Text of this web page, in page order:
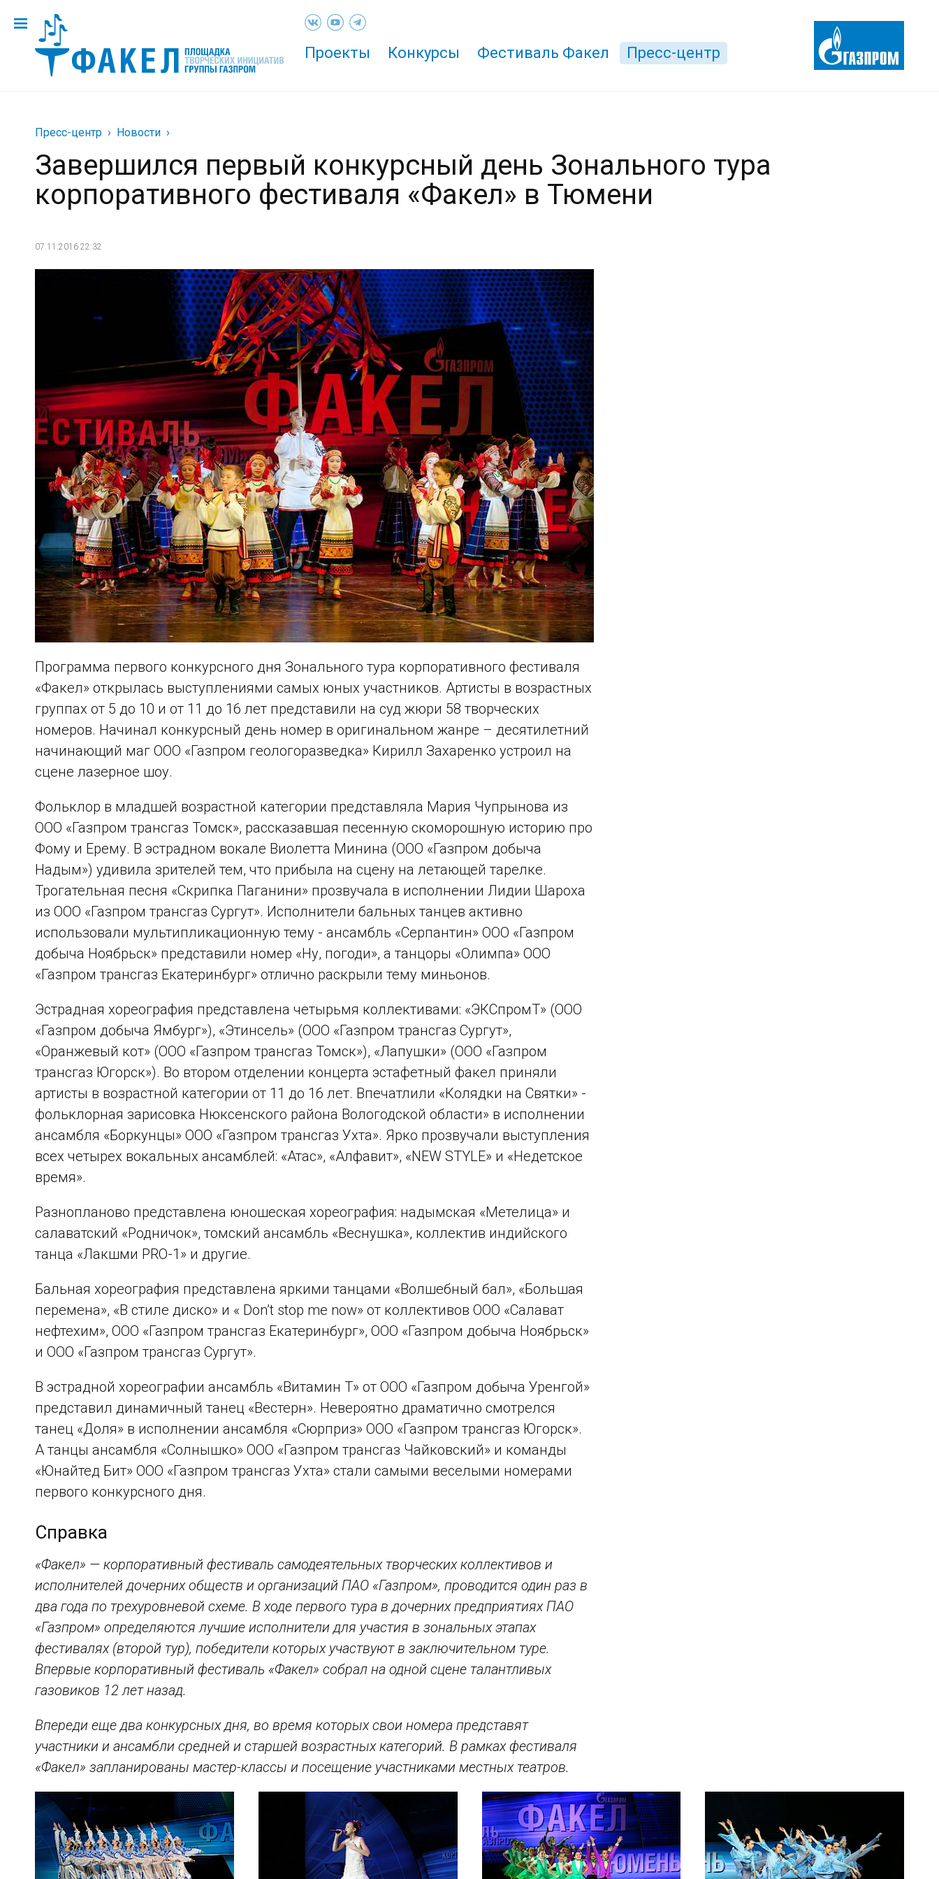
Проекты Конкурсы Фестиваль Факел Пресс-центр
Пресс-центр Новости
Завершился первый конкурсный день Зонального тура
корпоративного фестиваля «Факел» в Тюмени
07.11.2016 22:32
Программа первого конкурсного дня Зонального тура корпоративного фестиваля
«Факел» открылась выступлениями самых юных участников. Артисты в возрастных
группах от 5 до 10 и от 11 до 16 лет представили на суд жюри 58 творческих
номеров. Начинал конкурсный день номер в оригинальном жанре – десятилетний
начинающий маг ООО «Газпром геологоразведка» Кирилл Захаренко устроил на
сцене лазерное шоу.
Фольклор в младшей возрастной категории представляла Мария Чупрынова из
ООО «Газпром трансгаз Томск», рассказавшая песенную скоморошную историю про
Фому и Ерему. В эстрадном вокале Виолетта Минина (ООО «Газпром добыча
Надым») удивила зрителей тем, что прибыла на сцену на летающей тарелке.
Трогательная песня «Скрипка Паганини» прозвучала в исполнении Лидии Шароха
из ООО «Газпром трансгаз Сургут». Исполнители бальных танцев активно
использовали мультипликационную тему - ансамбль «Серпантин» ООО «Газпром
добыча Ноябрьск» представили номер «Ну, погоди», а танцоры «Олимпа» ООО
«Газпром трансгаз Екатеринбург» отлично раскрыли тему миньонов.
Эстрадная хореография представлена четырьмя коллективами: «ЭКСпромТ» (ООО
«Газпром добыча Ямбург»), «Этинсель» (ООО «Газпром трансгаз Сургут»,
«Оранжевый кот» (ООО «Газпром трансгаз Томск»), «Лапушки» (ООО «Газпром
трансгаз Югорск»). Во втором отделении концерта эстафетный факел приняли
артисты в возрастной категории от 11 до 16 лет. Впечатлили «Колядки на Святки» -
фольклорная зарисовка Нюксенского района Вологодской области» в исполнении
ансамбля «Боркунцы» ООО «Газпром трансгаз Ухта». Ярко прозвучали выступления
всех четырех вокальных ансамблей: «Атас», «Алфавит», «NEW STYLE» и «Недетское
время».
Разнопланово представлена юношеская хореография: надымская «Метелица» и
салаватский «Родничок», томский ансамбль «Веснушка», коллектив индийского
танца «Лакшми PRO-1» и другие.
Бальная хореография представлена яркими танцами «Волшебный бал», «Большая
перемена», «В стиле диско» и « Don’t stop me now» от коллективов ООО «Салават
нефтехим», ООО «Газпром трансгаз Екатеринбург», ООО «Газпром добыча Ноябрьск»
и ООО «Газпром трансгаз Сургут».
В эстрадной хореографии ансамбль «Витамин Т» от ООО «Газпром добыча Уренгой»
представил динамичный танец «Вестерн». Невероятно драматично смотрелся
танец «Доля» в исполнении ансамбля «Сюрприз» ООО «Газпром трансгаз Югорск».
А танцы ансамбля «Солнышко» ООО «Газпром трансгаз Чайковский» и команды
«Юнайтед Бит» ООО «Газпром трансгаз Ухта» стали самыми веселыми номерами
первого конкурсного дня.
Справка
«Факел» — корпоративный фестиваль самодеятельных творческих коллективов и
исполнителей дочерних обществ и организаций ПАО «Газпром», проводится один раз в
два года по трехуровневой схеме. В ходе первого тура в дочерних предприятиях ПАО
«Газпром» определяются лучшие исполнители для участия в зональных этапах
фестивалях (второй тур), победители которых участвуют в заключительном туре.
Впервые корпоративный фестиваль «Факел» собрал на одной сцене талантливых
газовиков 12 лет назад.
Впереди еще два конкурсных дня, во время которых свои номера представят
участники и ансамбли средней и старшей возрастных категорий. В рамках фестиваля
«Факел» запланированы мастер-классы и посещение участниками местных театров.